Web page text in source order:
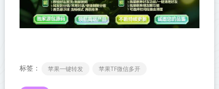
标签： 苹果一键转发 苹果TF微信多开